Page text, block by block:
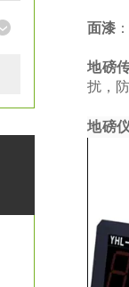
面漆 ：
地磅
扰，
地磅